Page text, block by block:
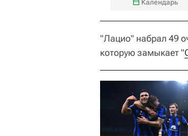
Календарь
"Лацио" набрал 49
которую замыкает "